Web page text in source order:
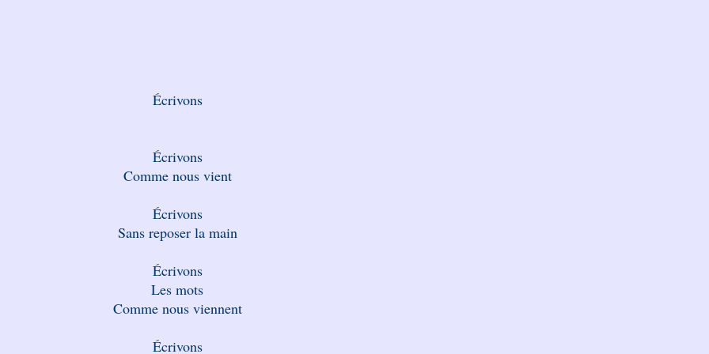
Écrivons
Écrivons
Comme nous vient
Écrivons
Sans reposer la main
Écrivons
Les mots
Comme nous viennent
Écrivons